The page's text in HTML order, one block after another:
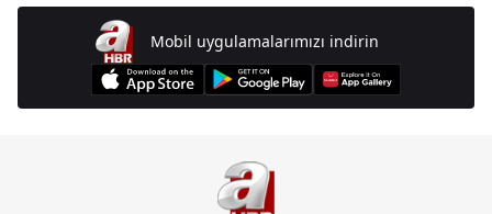
Mobil uygulamalarımızı indirin